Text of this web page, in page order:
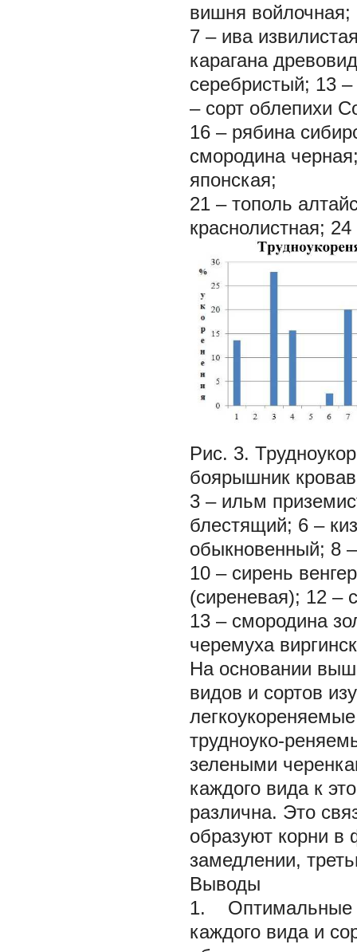
вишня войлочная;
7 – ива
карагана
серебристый; 13
– сорт облепихи
16 – рябина
смородина
японская;
21 – тополь
краснолистная;
Рис. 3.
боярышник
3 – ильм
блестящий; 6 –
обыкновенный; 8
10 – сирень
(сиреневая); 12 –
13 – смородина
черемуха
На основании
видов и сортов
трудноуко-
зелеными
каждого вида к
различна. Это
образуют корни в
замедлении,
Выводы
1. Оптимальные
каждого вида и